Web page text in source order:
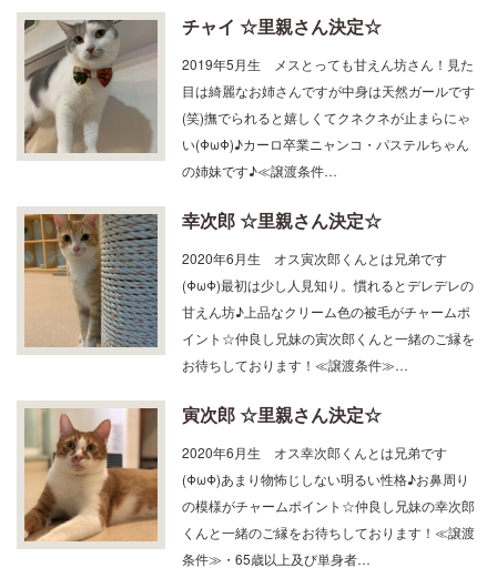
チャイ ☆里親さん決定☆
2019年5月生 メスとっても甘えん坊さん！見た
目は綺麗なお姉さんですが中身は天然ガールです
(笑)撫でられると嬉しくてクネクネが止まらにゃ
い(ΦωΦ)♪カーロ卒業ニャンコ・パステルちゃん
の姉妹です♪≪譲渡条件…
幸次郎 ☆里親さん決定☆
2020年6月生 オス寅次郎くんとは兄弟です
(ΦωΦ)最初は少し人見知り。慣れるとデレデレの
甘えん坊♪上品なクリーム色の被毛がチャームポ
イント☆仲良し兄妹の寅次郎くんと一緒のご縁を
お待ちしております！≪譲渡条件≫…
寅次郎 ☆里親さん決定☆
2020年6月生 オス幸次郎くんとは兄弟です
(ΦωΦ)あまり物怖じしない明るい性格♪お鼻周り
の模様がチャームポイント☆仲良し兄妹の幸次郎
くんと一緒のご縁をお待ちしております！≪譲渡
条件≫・65歳以上及び単身者…